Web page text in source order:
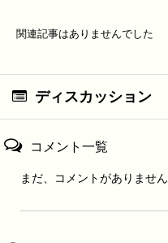
関連記事はありませんでした
ディスカッション
コメント一覧
まだ、コメントがありません